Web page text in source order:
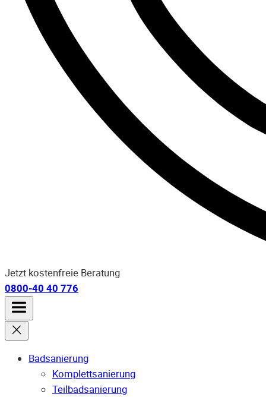
Jetzt kostenfreie Beratung
0800-40 40 776
Badsanierung
Komplettsanierung
Teilbadsanierung